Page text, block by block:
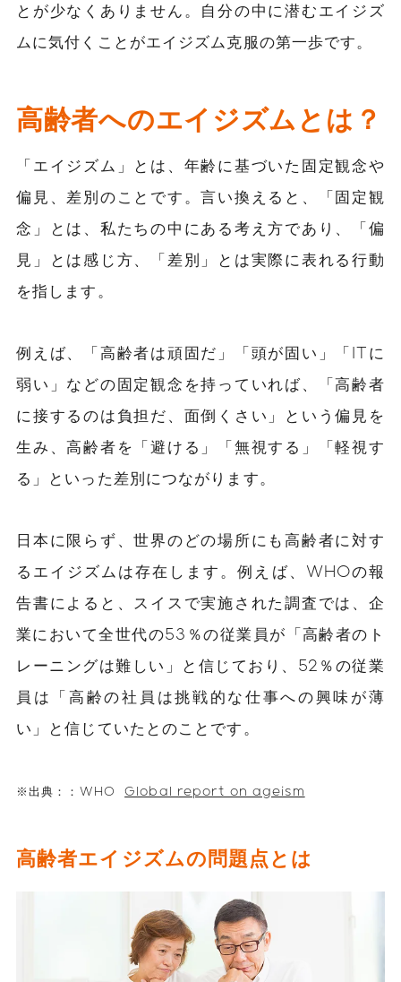
とが少なくありません。自分の中に潜むエイジズ
ムに気付くことがエイジズム克服の第一歩です。
高齢者へのエイジズムとは？
「エイジズム」とは、年齢に基づいた固定観念や
偏見、差別のことです。言い換えると、「固定観
念」とは、私たちの中にある考え方であり、「偏
見」とは感じ方、「差別」とは実際に表れる行動
を指します。
例えば、「高齢者は頑固だ」「頭が固い」「ITに
弱い」などの固定観念を持っていれば、「高齢者
に接するのは負担だ、面倒くさい」という偏見を
生み、高齢者を「避ける」「無視する」「軽視す
る」といった差別につながります。
日本に限らず、世界のどの場所にも高齢者に対す
るエイジズムは存在します。例えば、WHOの報
告書によると、スイスで実施された調査では、企
業において全世代の53％の従業員が「高齢者のト
レーニングは難しい」と信じており、52％の従業
員は「高齢の社員は挑戦的な仕事への興味が薄
い」と信じていたとのことです。
※出典：：WHOGlobal report on ageism
高齢者エイジズムの問題点とは